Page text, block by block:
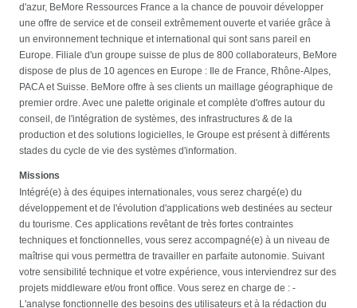
d'azur, BeMore Ressources France a la chance de pouvoir développer
une offre de service et de conseil extrêmement ouverte et variée grâce à
un environnement technique et international qui sont sans pareil en
Europe. Filiale d'un groupe suisse de plus de 800 collaborateurs, BeMore
dispose de plus de 10 agences en Europe : Ile de France, Rhône-Alpes,
PACA et Suisse. BeMore offre à ses clients un maillage géographique de
premier ordre. Avec une palette originale et complète d'offres autour du
conseil, de l'intégration de systèmes, des infrastructures & de la
production et des solutions logicielles, le Groupe est présent à différents
stades du cycle de vie des systèmes d'information.
Missions
Intégré(e) à des équipes internationales, vous serez chargé(e) du
développement et de l'évolution d'applications web destinées au secteur
du tourisme. Ces applications revêtant de très fortes contraintes
techniques et fonctionnelles, vous serez accompagné(e) à un niveau de
maîtrise qui vous permettra de travailler en parfaite autonomie. Suivant
votre sensibilité technique et votre expérience, vous interviendrez sur des
projets middleware et/ou front office. Vous serez en charge de : -
L'analyse fonctionnelle des besoins des utilisateurs et à la rédaction du